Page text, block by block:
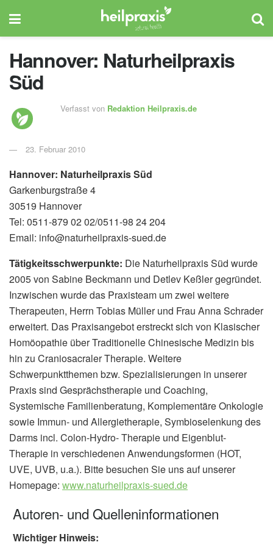
Hannover: Naturheilpraxis
Süd
Verfasst von Redaktion Heilpraxis.de
23. Februar 2010
Hannover: Naturheilpraxis Süd
Garkenburgstraße 4
30519 Hannover
Tel: 0511-879 02 02/0511-98 24 204
Email: info@naturheilpraxis-sued.de
Tätigkeitsschwerpunkte: Die Naturheilpraxis Süd wurde
2005 von Sabine Beckmann und Detlev Keßler gegründet.
Inzwischen wurde das Praxisteam um zwei weitere
Therapeuten, Herrn Tobias Müller und Frau Anna Schrader
erweitert. Das Praxisangebot erstreckt sich von Klasischer
Homöopathie über Traditionelle Chinesische Medizin bis
hin zu Craniosacraler Therapie. Weitere
Schwerpunktthemen bzw. Spezialisierungen in unserer
Praxis sind Gesprächstherapie und Coaching,
Systemische Familienberatung, Komplementäre Onkologie
sowie Immun- und Allergietherapie, Symbioselenkung des
Darms incl. Colon-Hydro- Therapie und Eigenblut-
Therapie in verschiedenen Anwendungsformen (HOT,
UVE, UVB, u.a.). Bitte besuchen Sie uns auf unserer
Homepage: www.naturheilpraxis-sued.de
Autoren- und Quelleninformationen
Wichtiger Hinweis: